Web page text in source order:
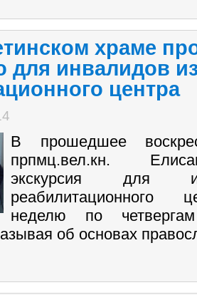
храме
для инвалидов
центра
В прошедшее
прпмц.вел.кн.
экскурсия для
реабилитационного
неделю по
об основах